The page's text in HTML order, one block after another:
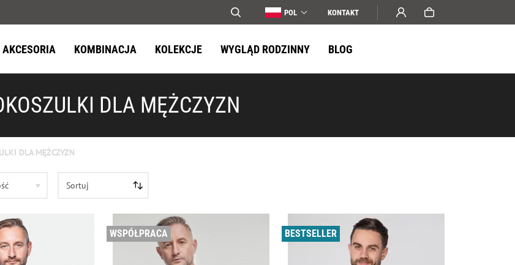
POL KONTAKT
AKCESORIA KOMBINACJA KOLEKCJE WYGLĄD RODZINNY BLOG
DLA MĘŻCZYZN
DLA MĘŻCZYZN
Sortuj
WSPÓŁPRACA BESTSELLER